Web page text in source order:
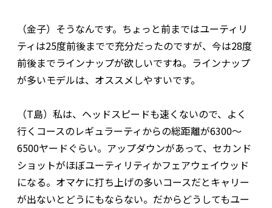
（金子）そうなんです。ちょっと前まではユーティリ
ティは25度前後までで充分だったのですが、今は28度
前後までラインナップが欲しいですね。ラインナップ
が多いモデルは、オススメしやすいです。
（T島）私は、ヘッドスピードも速くないので、よく
行くコースのレギュラーティからの総距離が6300～
6500ヤードぐらい。アップダウンがあって、セカンド
ショットがほぼユーティリティかフェアウェイウッド
になる。オマケに打ち上げの多いコースだとキャリー
が出ないとどうにもならない。だからどうしてもユー